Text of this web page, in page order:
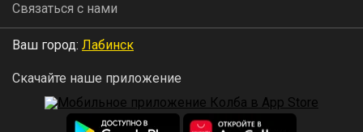
Связаться с нами
Ваш город: Лабинск
Скачайте наше приложение